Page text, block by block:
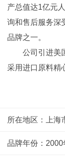
产总值达1亿元
询和售后服务深
品牌之一。
公司引进美
采用进口原料精
混合后 TDI 含
工程和家装行业
所在地区：上海
品牌年份：2000